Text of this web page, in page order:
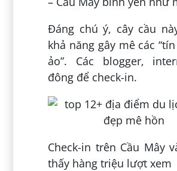
Đáng chú ý, cây cầu
khả năng gây mê các
ảo”. Các blogger,
đông để check-in.
Check-in trên Cầu Mây
thấy hàng triệu lượt xem